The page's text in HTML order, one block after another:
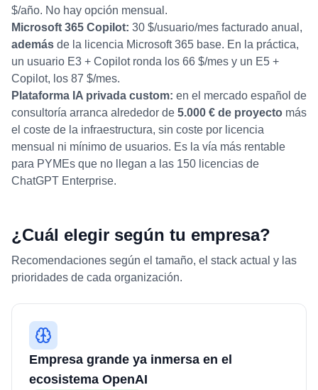
$/año. No hay opción mensual.
Microsoft 365 Copilot: 30 $/usuario/mes facturado anual,
además de la licencia Microsoft 365 base. En la práctica,
un usuario E3 + Copilot ronda los 66 $/mes y un E5 +
Copilot, los 87 $/mes.
Plataforma IA privada custom: en el mercado español de
consultoría arranca alrededor de 5.000 € de proyecto más
el coste de la infraestructura, sin coste por licencia
mensual ni mínimo de usuarios. Es la vía más rentable
para PYMEs que no llegan a las 150 licencias de
ChatGPT Enterprise.
¿Cuál elegir según tu empresa?
Recomendaciones según el tamaño, el stack actual y las
prioridades de cada organización.
Empresa grande ya inmersa en el
ecosistema OpenAI